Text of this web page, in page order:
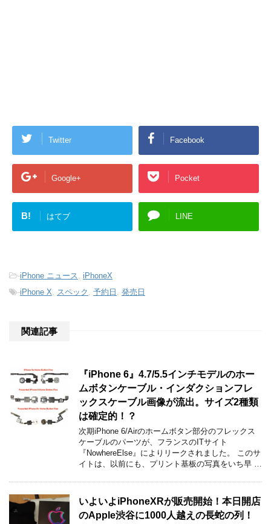
Twitter Facebook
Google+ Pocket
B! はてブ LINE
-iPhone ニュース
iPhoneX
-iPhone X スペック 予約日 発売日
関連記事
『iPhone 6』4.7/5.5インチモデルのホー
ムボタンケーブル・インダクションフレ
ックスケーブル画像が流出。サイズ2種類
は確定的！？
次期iPhone 6/Airのホームボタン部分のフレックス
ケーブルのパーツが、フランスのITサイト
『NowhereElse』によりリークされました。 このサ
イトは、以前にも、プリント基板の写真をいち早 …
いよいよiPhoneXRが販売開始！本日開店
のApple渋谷に1000人越えの長蛇の列！